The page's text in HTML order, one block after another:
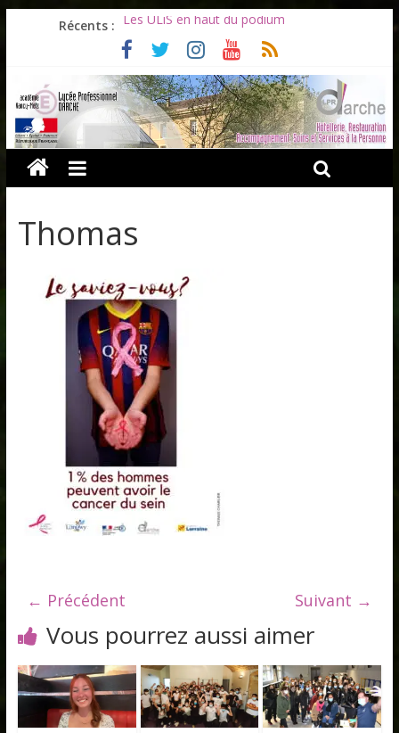
Récents : Les ULiS en haut du podium
Océane et la promotion du bénévolat
Bonnes vacances à tous !
Infos rentrée septembre 2026
Soirée d’adieux au Lycée Darche
Thomas
← Précédent Suivant →
Vous pourrez aussi aimer